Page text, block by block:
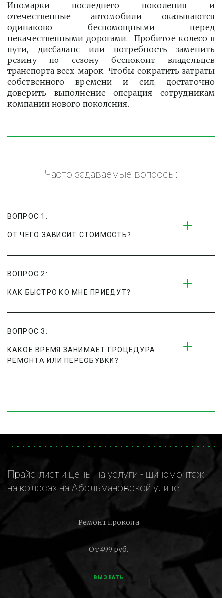
Иномарки последнего поколения и
отечественные автомобили оказываются
одинаково беспомощными перед
некачественными дорогами. Пробитое колесо в
пути, дисбаланс или потребность заменить
резину по сезону беспокоит владельцев
транспорта всех марок. Чтобы сократить затраты
собственного времени и сил, достаточно
доверить выполнение операция сотрудникам
компании нового поколения.
Часто задаваемые вопросы:
ВОПРОС 1:
ОТ ЧЕГО ЗАВИСИТ СТОИМОСТЬ?
ВОПРОС 2:
КАК БЫСТРО КО МНЕ ПРИЕДУТ?
ВОПРОС 3:
КАКОЕ ВРЕМЯ ЗАНИМАЕТ ПРОЦЕДУРА
РЕМОНТА ИЛИ ПЕРЕОБУВКИ?
Прайс лист и цены на услуги - шиномонтаж
на колесах на Абельмановской улице
Ремонт прокола
От 499 руб.
ВЫЗВАТЬ